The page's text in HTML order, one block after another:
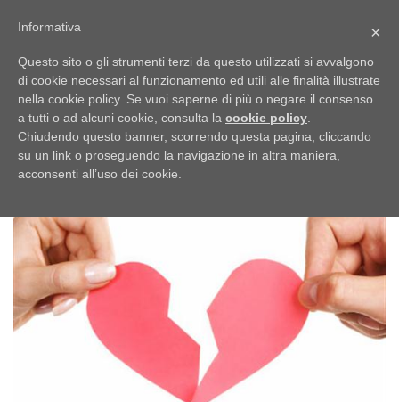
Fine-di-un-amore
Pubblicato06/11/2014alle500 × 300in La fine di un
amore. Come sopravvivere?
×
Informativa
Questo sito o gli strumenti terzi da questo utilizzati si avvalgono
di cookie necessari al funzionamento ed utili alle finalità illustrate
nella cookie policy. Se vuoi saperne di più o negare il consenso
a tutti o ad alcuni cookie, consulta la cookie policy
Chiudendo questo banner, scorrendo questa pagina, cliccando
su un link o proseguendo la navigazione in altra maniera,
acconsenti all’uso dei cookie.